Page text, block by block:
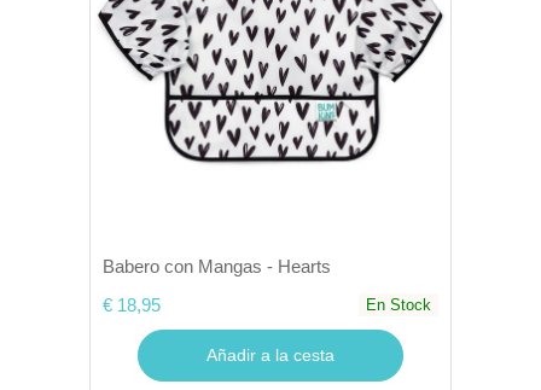
Babero con Mangas - Hearts
€ 18,95
En Stock
Añadir a la cesta